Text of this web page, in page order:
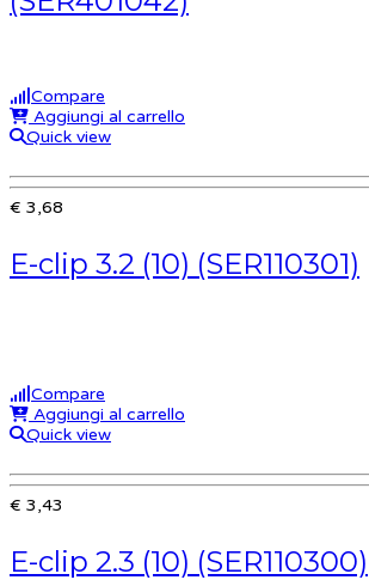
Compare
Aggiungi al carrello
Quick view
€ 3,68
E-clip 3.2 (10) (SER110301)
Compare
Aggiungi al carrello
Quick view
€ 3,43
E-clip 2.3 (10) (SER110300)